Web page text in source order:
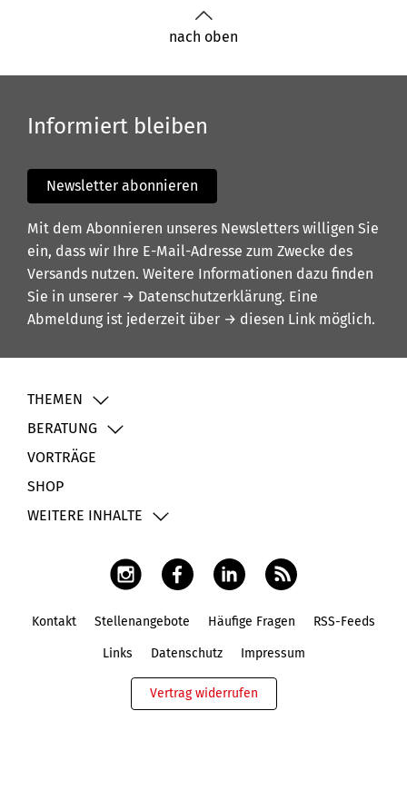
nach oben
Informiert bleiben
Newsletter abonnieren
Mit dem Abonnieren unseres Newsletters willigen Sie
ein, dass wir Ihre E-Mail-Adresse zum Zwecke des
Versands nutzen. Weitere Informationen dazu finden
Sie in unserer → Datenschutzerklärung. Eine
Abmeldung ist jederzeit über → diesen Link möglich.
THEMEN
BERATUNG
VORTRÄGE
SHOP
WEITERE INHALTE
Kontakt Stellenangebote Häufige Fragen RSS-Feeds
Links Datenschutz Impressum
Vertrag widerrufen